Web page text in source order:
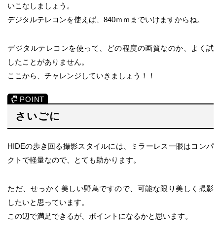
いこなしましょう。
デジタルテレコンを使えば、840ｍｍまでいけますからね。
デジタルテレコンを使って、どの程度の画質なのか、よく試
したことがありません。
ここから、チャレンジしていきましょう！！
さいごに
HIDEの歩き回る撮影スタイルには、ミラーレス一眼はコンパ
クトで軽量なので、とても助かります。
ただ、せっかく美しい野鳥ですので、可能な限り美しく撮影
したいと思っています。
この辺で満足できるが、ポイントになるかと思います。